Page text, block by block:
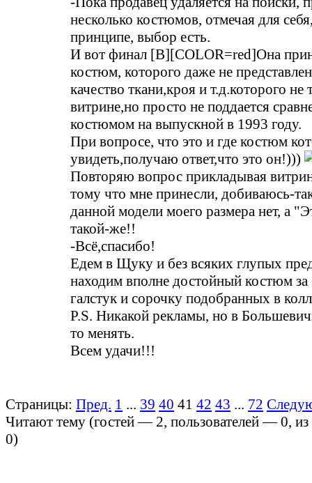
несколько костюмов, отмечая для
принципе, выбор есть.
И вот финал [B][COLOR=red]Она
костюм, которого даже не
качество ткани,кроя и т.д.которого не
витрине,но просто не поддается
костюмом на выпускной в 1993 году.
При вопросе, что это и где костюм
увидеть,получаю ответ,что это он!)))
Повторяю вопрос прикладывая
тому что мне принесли, добиваюсь-
данной модели моего размера нет, а
такой-же!!
-Всё,спасибо!
Едем в Щуку и без всяких глупых
находим вполне достойный костюм
галстук и сорочку подобранных в
P.S. Никакой рекламы, но в
то менять.
Всем удачи!!!
Страницы: Пред. 1 ... 39 40 41 42 43 ... 72
Читают тему (гостей — 2, пользователей —0,
0)